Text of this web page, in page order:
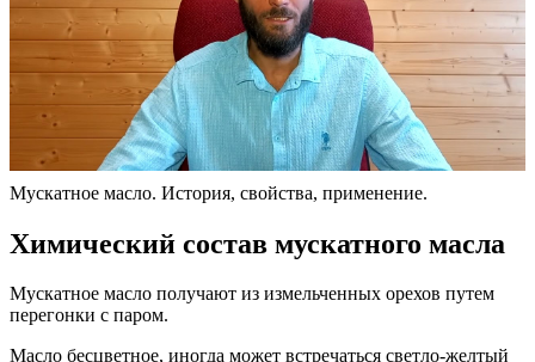
Мускатное масло. История, свойства, применение.
Химический состав мускатного масла
Мускатное масло получают из измельченных орехов путем
перегонки с паром.
Масло бесцветное, иногда может встречаться светло-желтый